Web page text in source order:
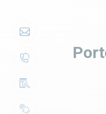
Contact
Rappel
Devis
Configurateur(s)